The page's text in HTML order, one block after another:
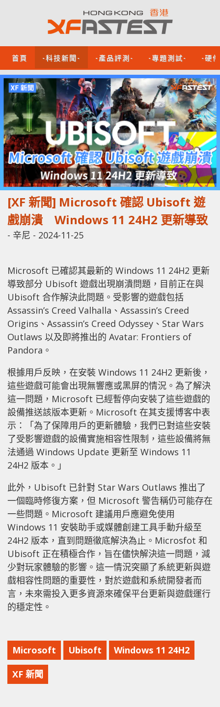
首頁 -科技新聞- -產品評測- -專題測試- -硬
[XF 新聞] Microsoft 確認 Ubisoft 遊
戲崩潰 Windows 11 24H2 更新導致
- 辛尼 - 2024-11-25
Microsoft 已確認其最新的 Windows 11 24H2 更新
導致部分 Ubisoft 遊戲出現崩潰問題，目前正在與
Ubisoft 合作解決此問題。受影響的遊戲包括
Assassin’s Creed Valhalla、Assassin’s Creed
Origins、Assassin’s Creed Odyssey、Star Wars
Outlaws 以及即將推出的 Avatar: Frontiers of
Pandora。
根據用戶反映，在安裝 Windows 11 24H2 更新後，
這些遊戲可能會出現無響應或黑屏的情況。為了解決
這一問題，Microsoft 已經暫停向安裝了這些遊戲的
設備推送該版本更新。Microsoft 在其支援博客中表
示：「為了保障用戶的更新體驗，我們已對這些安裝
了受影響遊戲的設備實施相容性限制，這些設備將無
法通過 Windows Update 更新至 Windows 11
24H2 版本。」
此外，Ubisoft 已針對 Star Wars Outlaws 推出了
一個臨時修復方案，但 Microsoft 警告稱仍可能存在
一些問題。Microsoft 建議用戶應避免使用
Windows 11 安裝助手或媒體創建工具手動升級至
24H2 版本，直到問題徹底解決為止。Microsfot 和
Ubisoft 正在積極合作，旨在儘快解決這一問題，減
少對玩家體驗的影響。這一情況突顯了系統更新與遊
戲相容性問題的重要性，對於遊戲和系統開發者而
言，未來需投入更多資源來確保平台更新與遊戲運行
的穩定性。
Microsoft Ubisoft Windows 11 24H2
XF 新聞